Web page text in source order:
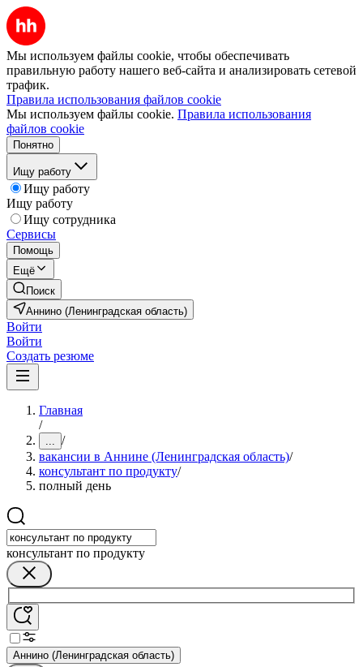
Мы используем файлы cookie, чтобы обеспечивать
правильную работу нашего веб-сайта и анализировать сетевой
трафик.
Правила использования файлов cookie
Мы используем файлы cookie. Правила использования
файлов cookie
Понятно
Ищу работу
Ищу работу
Ищу работу
Ищу сотрудника
Сервисы
Помощь
Ещё
Поиск
Аннино (Ленинградская область)
Войти
Войти
Создать резюме
Главная
/
... /
вакансии в Аннине (Ленинградская область)/
консультант по продукту/
полный день
консультант по продукту
Аннино (Ленинградская область)